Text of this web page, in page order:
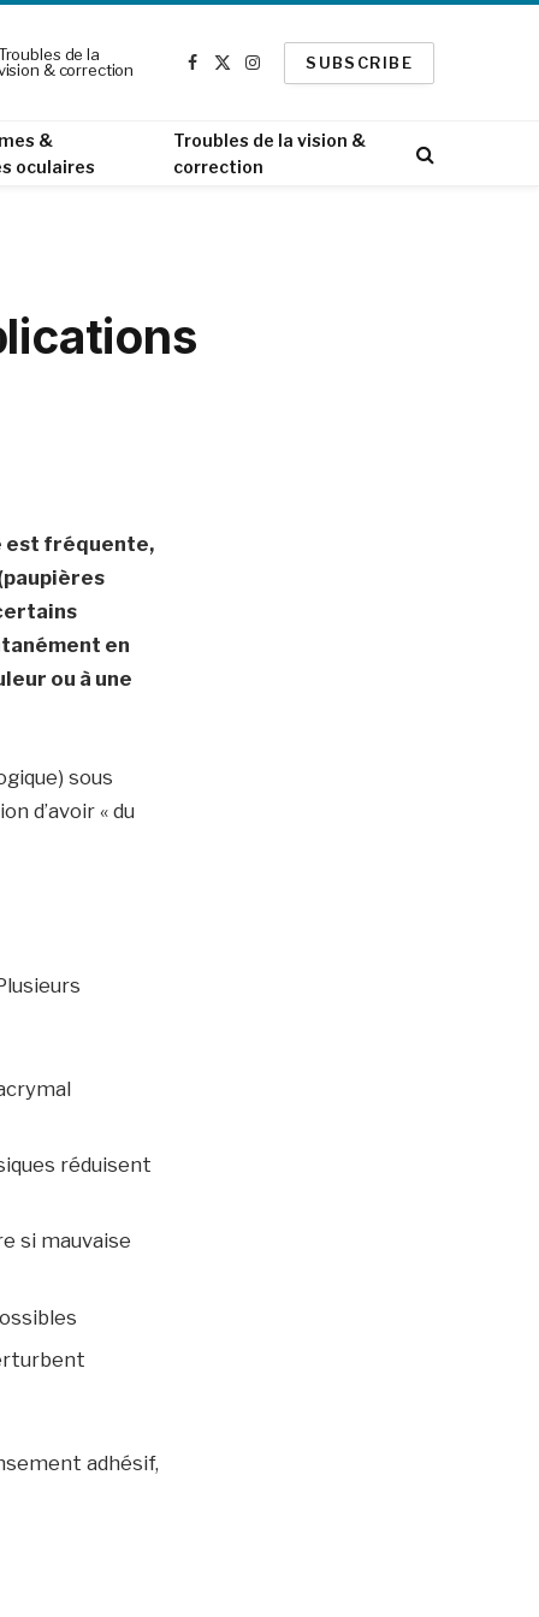
de la
& correction
Facebook
X
Instagram
SUBSCRIBE
&
oculaires
Troubles de la vision &
correction
est fréquente,
en
ou à une
sous
d’avoir « du
réduisent
si mauvaise
adhésif,